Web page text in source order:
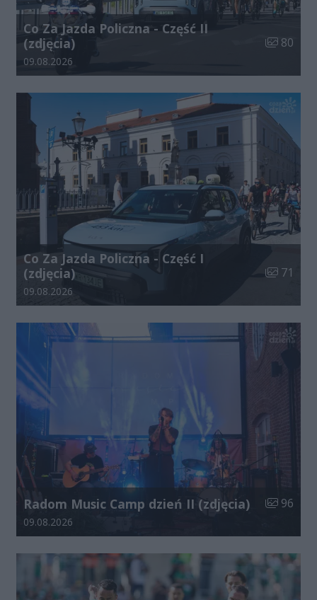
Co Za Jazda Policzna - Część II
(zdjęcia)
Liczba
80
Data dodania galerii:
09.08.2026
Co Za Jazda Policzna - Część I
(zdjęcia)
Liczba
71
Data dodania galerii:
09.08.2026
Radom Music Camp dzień II (zdjęcia) Liczba
96
Data dodania galerii:
09.08.2026